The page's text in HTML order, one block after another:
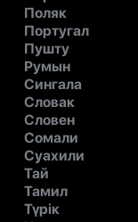
Поляк
Португал
Пушту
Румын
Сингала
Словак
Словен
Сомали
Суахили
Тай
Тамил
Түрік